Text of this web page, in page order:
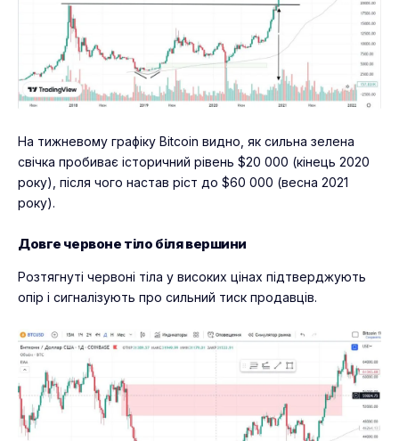
На тижневому графіку Bitcoin видно, як сильна зелена
свічка пробиває історичний рівень $20 000 (кінець 2020
року), після чого настав ріст до $60 000 (весна 2021
року).
Довге червоне тіло біля вершини
Розтягнуті червоні тіла у високих цінах підтверджують
опір і сигналізують про сильний тиск продавців.